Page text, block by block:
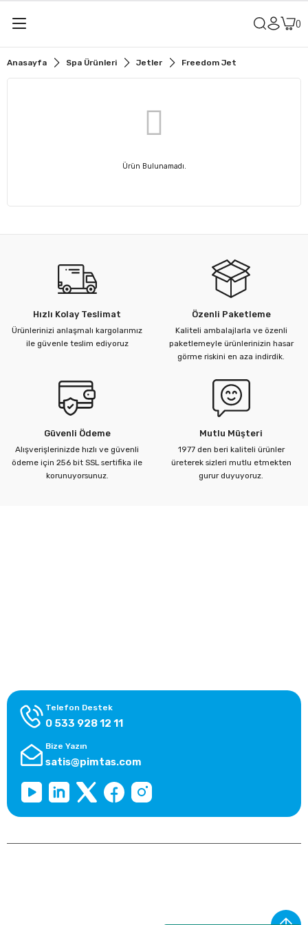
Anasayfa Spa Ürünleri Jetler Freedom Jet
Ürün Bulunamadı.
Hızlı Kolay Teslimat
Ürünlerinizi anlaşmalı kargolarımız
ile güvenle teslim ediyoruz
Özenli Paketleme
Kaliteli ambalajlarla ve özenli
paketlemeyle ürünlerinizin hasar
görme riskini en aza indirdik.
Güvenli Ödeme
Alışverişlerinizde hızlı ve güvenli
ödeme için 256 bit SSL sertifika ile
korunuyorsunuz.
Mutlu Müşteri
1977 den beri kaliteli ürünler
üreterek sizleri mutlu etmekten
gurur duyuyoruz.
Telefon Destek
0 533 928 12 11
Bize Yazın
satis@pimtas.com